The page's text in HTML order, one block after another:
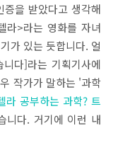
을 받았다고 생각해
라>라는 영화를 자녀
가 있는 듯합니다. 얼
다]라는 기획기사에
작가가 말하는 '과학
라 공부하는 과학? 트
니다. 거기에 이런 내